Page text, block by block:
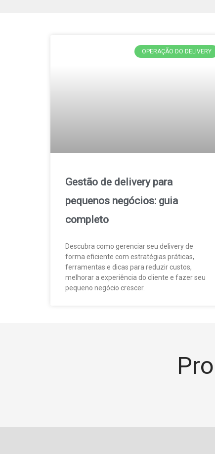
OPERAÇÃO DO DELIVERY
Gestão de delivery para
pequenos negócios: guia
completo
Descubra como gerenciar seu delivery de
forma eficiente com estratégias práticas,
ferramentas e dicas para reduzir custos,
melhorar a experiência do cliente e fazer seu
pequeno negócio crescer.